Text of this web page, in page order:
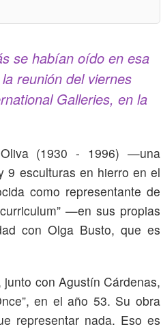
se habían oído en esa
reunión del viernes
Galleries, en la
(1930 - 1996) —una
9 esculturas en hierro en el
como representante de
—en sus propias
con Olga Busto, que es
con Agustín Cárdenas,
en el año 53. Su obra
representar nada. Eso es